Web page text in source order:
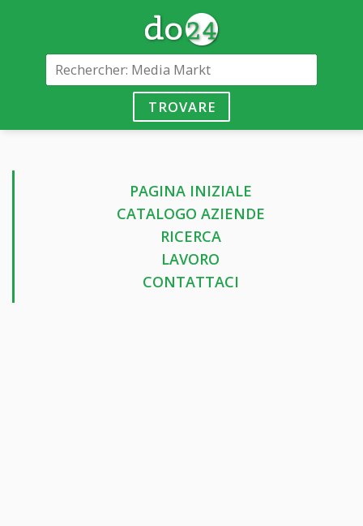
TROVARE
PAGINA INIZIALE
CATALOGO AZIENDE
RICERCA
LAVORO
CONTATTACI